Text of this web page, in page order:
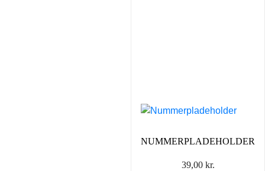
NUMMERPLADEHOLDER
39,00 kr.